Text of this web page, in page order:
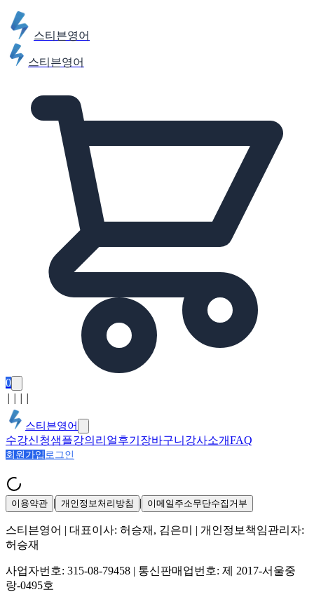
스티븐영어
스티븐영어
0
스티븐영어
수강신청샘플강의 리얼후기 장바구니 강사소개FAQ
회원가입 로그인
이용약관 | 개인정보처리방침 | 이메일주소무단수집거부
스티븐영어 | 대표이사: 허승재, 김은미
| 개인정보책임관리자:
허승재
사업자번호: 315-08-79458 | 통신판매업번호: 제 2017-서울중
랑-0495호